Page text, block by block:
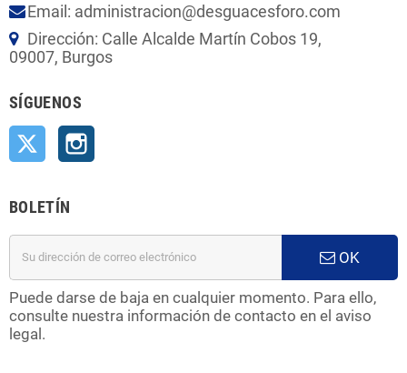
Email: administracion@desguacesforo.com
Dirección: Calle Alcalde Martín Cobos 19,
09007, Burgos
SÍGUENOS
Twitter
BOLETÍN
OK
Puede darse de baja en cualquier momento. Para ello,
consulte nuestra información de contacto en el aviso
legal.